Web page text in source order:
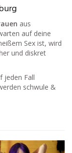
aus
auf deine
Sex ist, wird
und diskret
jeden Fall
schwule &